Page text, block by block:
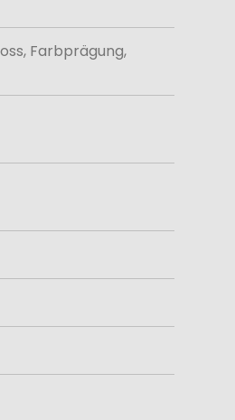
Farbprägung,